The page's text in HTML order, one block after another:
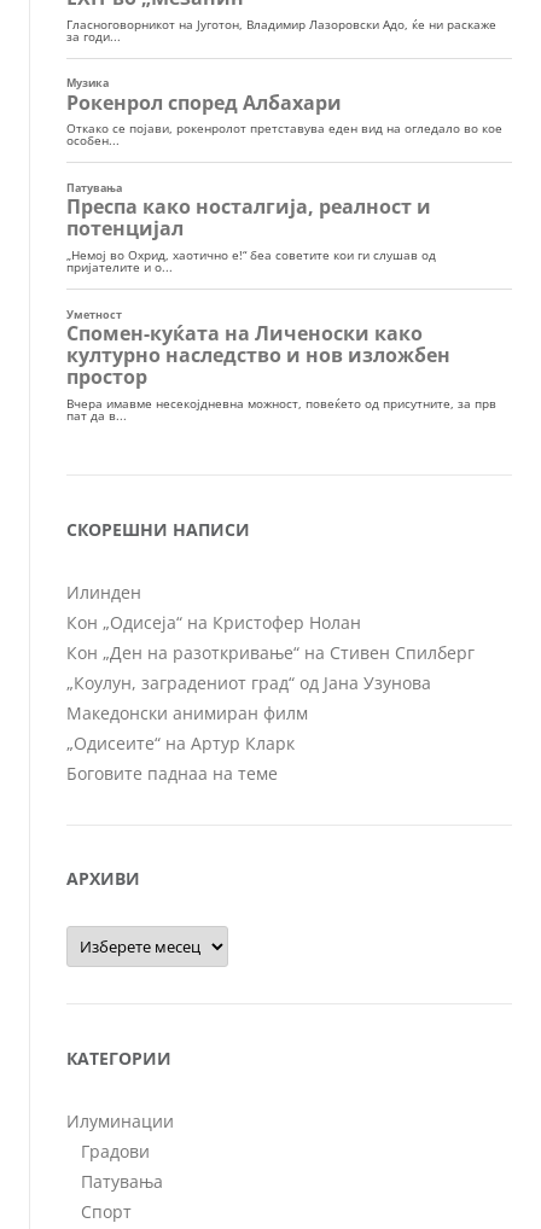
СКОРЕШНИ НАПИСИ
Илинден
Кон „Одисеја“ на Кристофер Нолан
Кон „Ден на разоткривање“ на Стивен Спилберг
„Коулун, заградениот град“ од Јана Узунова
Македонски анимиран филм
„Одисеите“ на Артур Кларк
Боговите паднаа на теме
АРХИВИ
Архиви
КАТЕГОРИИ
Илуминации
Градови
Патувања
Спорт